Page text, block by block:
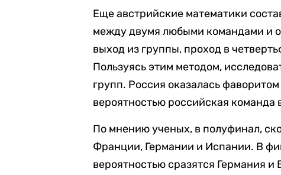
Еще австрийские математики
между двумя любыми командами и
выход из группы, проход в
Пользуясь этим методом,
групп. Россия оказалась
вероятностью российская команда
По мнению ученых, в полуфинал,
Франции, Германии и Испании. В
вероятностью сразятся Германия